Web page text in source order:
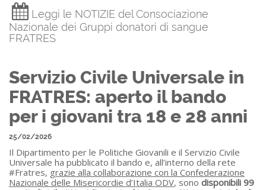
Leggi le NOTIZIE del Consociazione
Nazionale dei Gruppi donatori di sangue
FRATRES
Servizio Civile Universale in
FRATRES: aperto il bando
per i giovani tra 18 e 28 anni
25/02/2026
Il Dipartimento per le Politiche Giovanili e il Servizio Civile
Universale ha pubblicato il bando e, all’interno della rete
#Fratres, grazie alla collaborazione con la Confederazione
Nazionale delle Misericordie d’Italia ODV, sono disponibili 99